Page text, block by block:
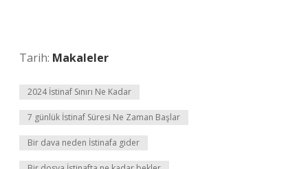
Tarih: Makaleler
2024 İstinaf Sınırı Ne Kadar
7 günlük İstinaf Süresi Ne Zaman Başlar
Bir dava neden İstinafa gider